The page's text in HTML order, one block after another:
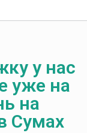
у нас
уже на
на
Сумах